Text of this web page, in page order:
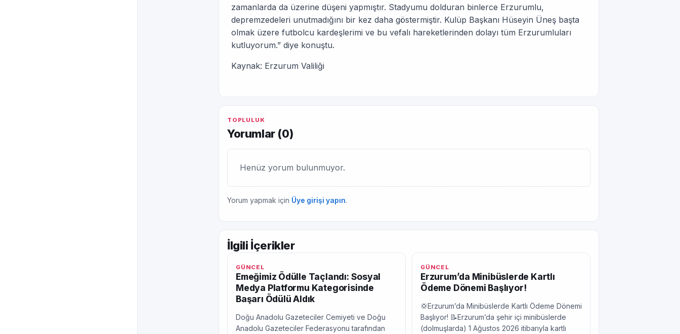
zamanlarda da üzerine düşeni yapmıştır. Stadyumu dolduran binlerce Erzurumlu,
depremzedeleri unutmadığını bir kez daha göstermiştir. Kulüp Başkanı Hüseyin Üneş başta
olmak üzere futbolcu kardeşlerimi ve bu vefalı hareketlerinden dolayı tüm Erzurumluları
kutluyorum.” diye konuştu.
Kaynak: Erzurum Valiliği
TOPLULUK
Yorumlar (0)
Henüz yorum bulunmuyor.
Yorum yapmak için Üye girişi yapın.
İlgili İçerikler
GÜNCEL
Emeğimiz Ödülle Taçlandı: Sosyal
Medya Platformu Kategorisinde
Başarı Ödülü Aldık
Doğu Anadolu Gazeteciler Cemiyeti ve Doğu
Anadolu Gazeteciler Federasyonu tarafından
GÜNCEL
Erzurum’da Minibüslerde Kartlı
Ödeme Dönemi Başlıyor!
💢Erzurum’da Minibüslerde Kartlı Ödeme Dönemi
Başlıyor! 📝Erzurum’da şehir içi minibüslerde
(dolmuşlarda) 1 Ağustos 2026 itibarıyla kartlı